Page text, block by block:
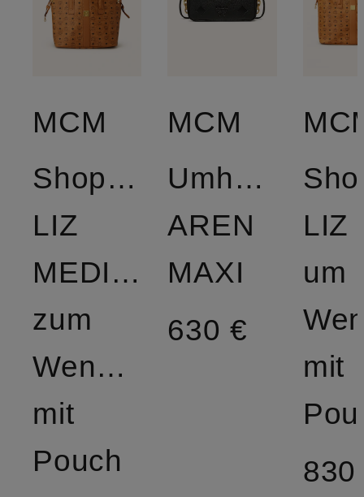
MCM
Shopper
LIZ
MEDIUM
zum
Wenden
mit
Pouch
MCM
AREN
MAXI
630 €
LIZ
um
mit
830